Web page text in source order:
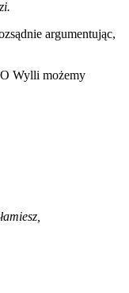
argumentując,
O Wylli możemy